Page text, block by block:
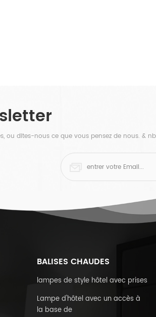
ou dites-nous ce que vous pensez de nous. &
BALISES CHAUDES
lampes de style hôtel avec prises
Lampe d'hôtel avec un accès à
la base de